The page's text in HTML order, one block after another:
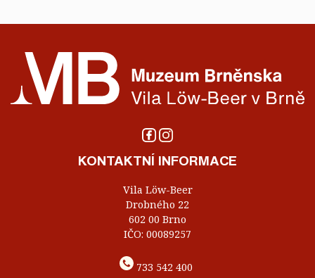
KONTAKTNÍ INFORMACE
Vila Löw-Beer
Drobného 22
602 00 Brno
IČO: 00089257
733 542 400